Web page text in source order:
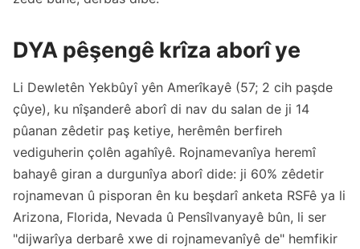
DYA pêşengê krîza aborî ye
Li Dewletên Yekbûyî yên Amerîkayê (57; 2 cih paşde
çûye), ku nîşanderê aborî di nav du salan de ji 14
pûanan zêdetir paş ketiye, herêmên berfireh
vediguherin çolên agahîyê. Rojnamevanîya heremî
bahayê giran a durgunîya aborî dide: ji 60% zêdetir
rojnamevan û pisporan ên ku beşdarî anketa RSFê ya li
Arizona, Florida, Nevada û Pensîlvanyayê bûn, li ser
"dijwarîya derbarê xwe di rojnamevanîyê de" hemfikir